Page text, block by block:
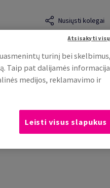
Nusiųsti kolegai
turinį bei skelbimus,
Taip pat dalijamės informacija
medijos, reklamavimo ir
Atsisakyti visų
Leisti visus slapukus